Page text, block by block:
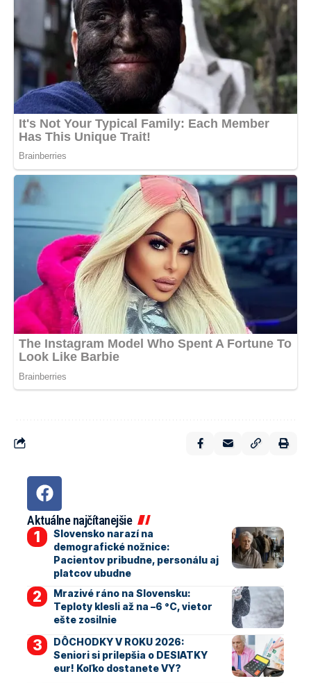
Aktuálne najčítanejšie
Slovensko narazí na
demografické nožnice:
Pacientov pribudne, personálu aj
platcov ubudne
Mrazivé ráno na Slovensku:
Teploty klesli až na –6 °C, vietor
ešte zosilnie
DÔCHODKY V ROKU 2026:
Seniori si prilepšia o DESIATKY
eur! Koľko dostanete VY?